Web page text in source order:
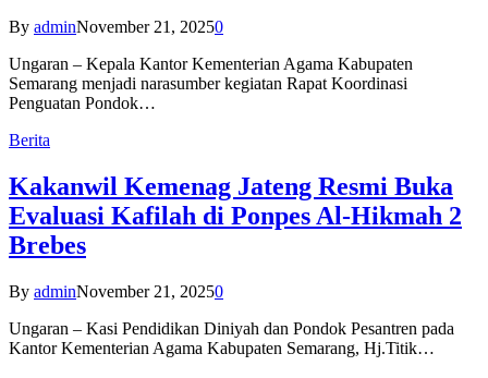
By adminNovember 21, 20250
Ungaran – Kepala Kantor Kementerian Agama Kabupaten
Semarang menjadi narasumber kegiatan Rapat Koordinasi
Penguatan Pondok…
Berita
Kakanwil Kemenag Jateng Resmi Buka
Evaluasi Kafilah di Ponpes Al-Hikmah 2
Brebes
By adminNovember 21, 20250
Ungaran – Kasi Pendidikan Diniyah dan Pondok Pesantren pada
Kantor Kementerian Agama Kabupaten Semarang, Hj.Titik…